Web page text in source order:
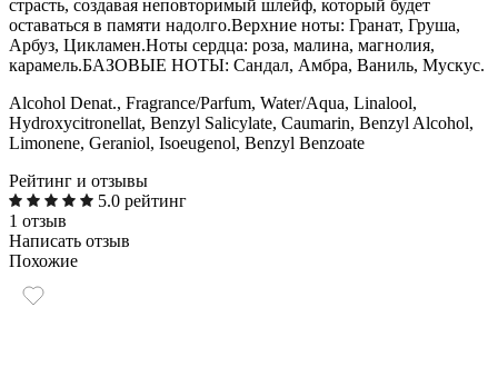
страсть, создавая неповторимый шлейф, который будет
оставаться в памяти надолго.Верхние ноты: Гранат, Груша,
Арбуз, Цикламен.Ноты сердца: роза, малина, магнолия,
карамель.БАЗОВЫЕ НОТЫ: Сандал, Амбра, Ваниль, Мускус.
Alcohol Denat., Fragrance/Parfum, Water/Aqua, Linalool,
Hydroxycitronellat, Benzyl Salicylate, Caumarin, Benzyl Alcohol,
Limonene, Geraniol, Isoeugenol, Benzyl Benzoate
Рейтинг и отзывы
5.0 рейтинг
1 отзыв
Написать отзыв
Похожие